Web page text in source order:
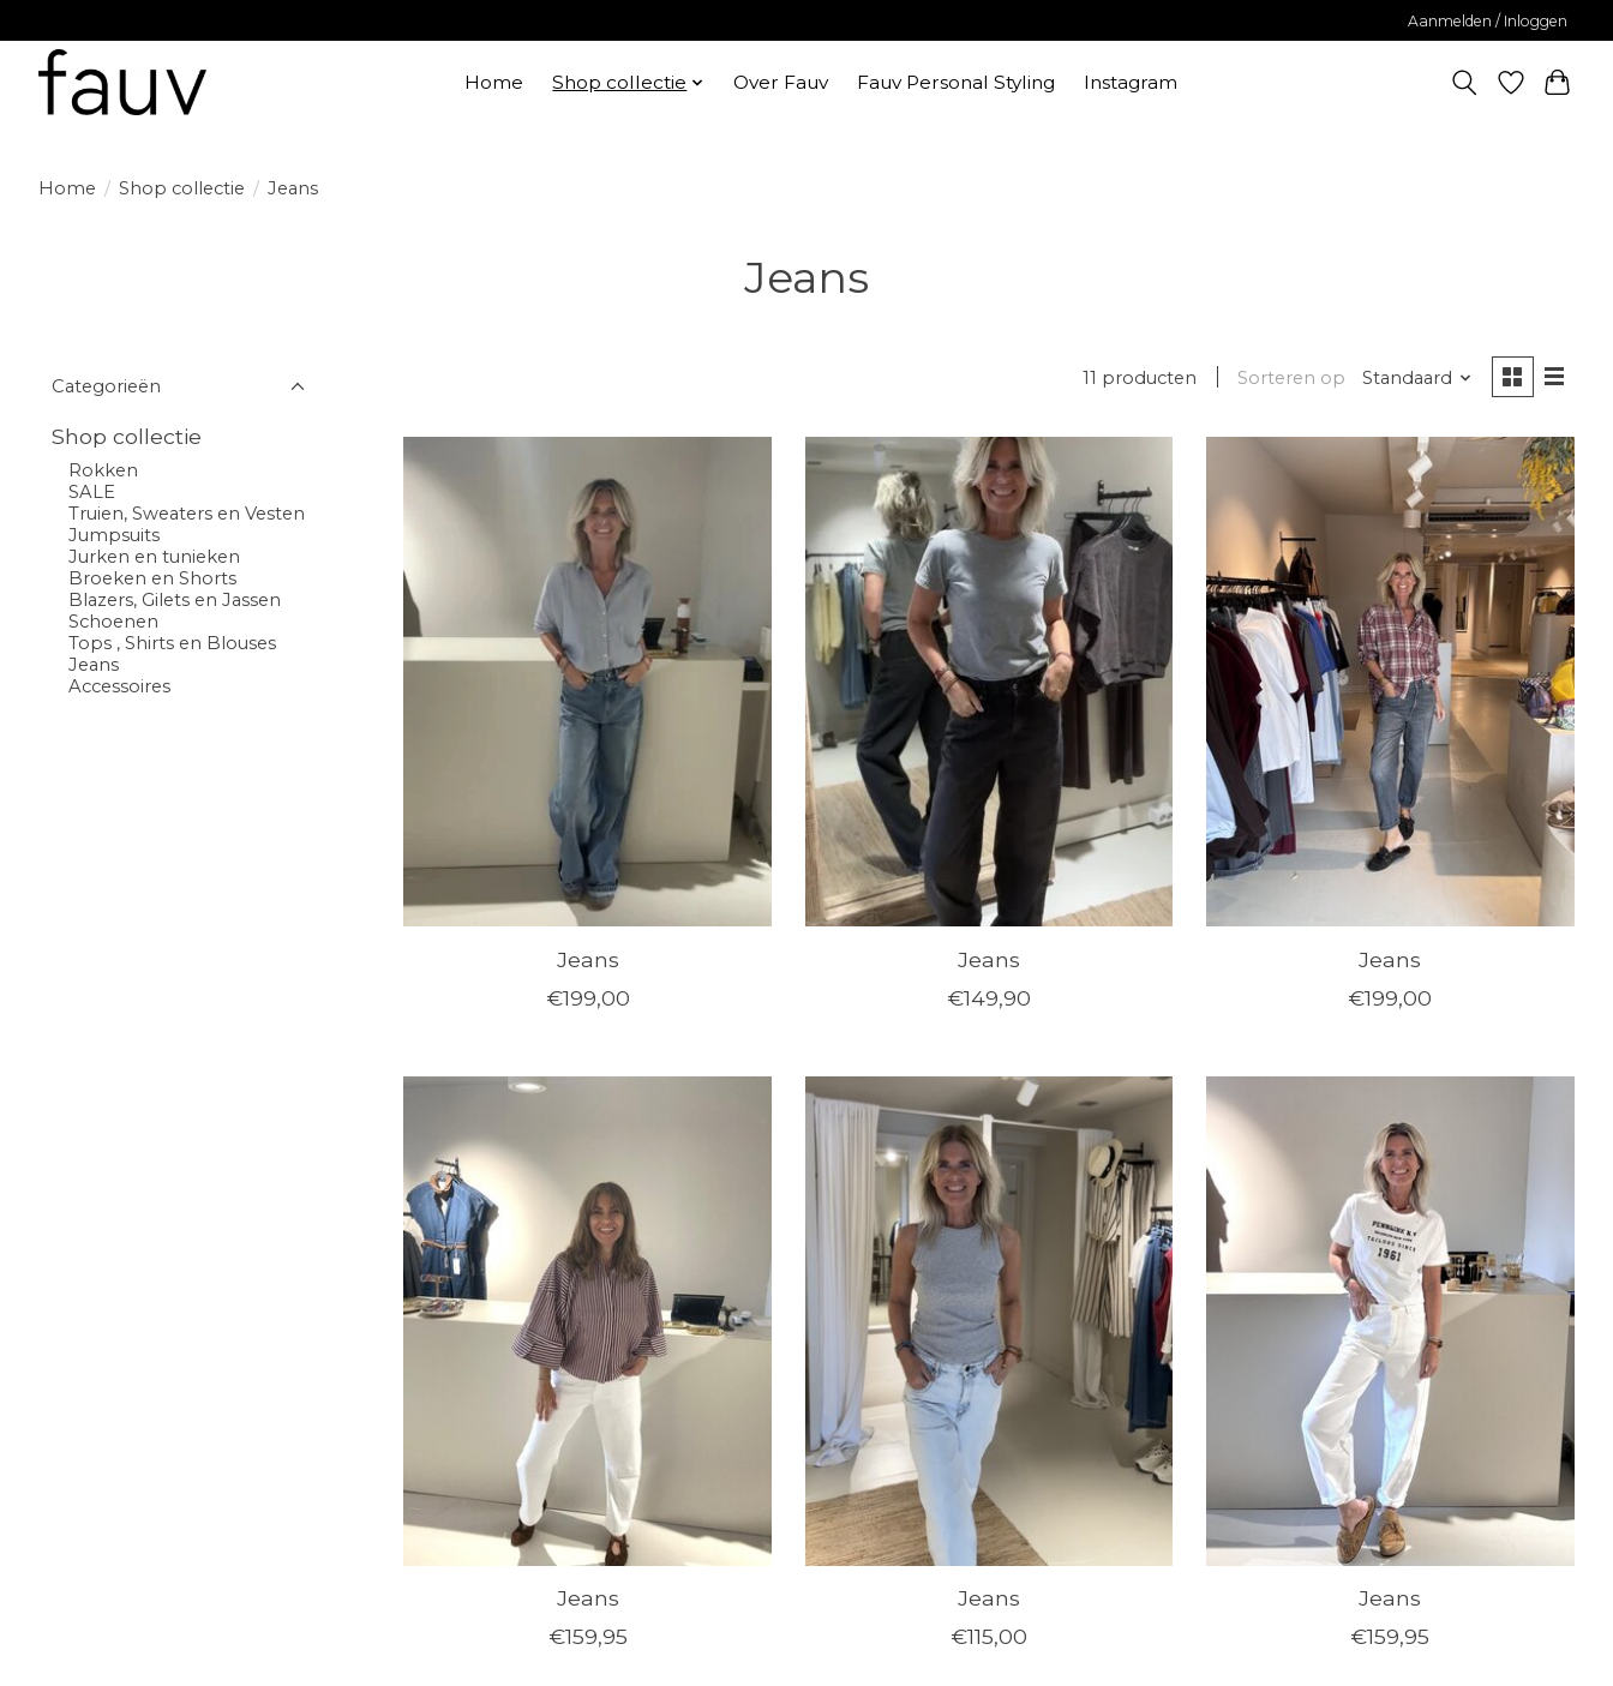
Aanmelden / Inloggen
Home Shop collectie Over Fauv Fauv Personal Styling Instagram
Home / Shop collectie / Jeans
Jeans
Categorieën
Shop collectie
Rokken
SALE
Truien, Sweaters en Vesten
Jumpsuits
Jurken en tunieken
Broeken en Shorts
Blazers, Gilets en Jassen
Schoenen
Tops , Shirts en Blouses
Jeans
Accessoires
11 producten Sorteren op Standaard
Jeans
€199,00
Jeans
€149,90
Jeans
€199,00
Jeans
€159,95
Jeans
€115,00
Jeans
€159,95